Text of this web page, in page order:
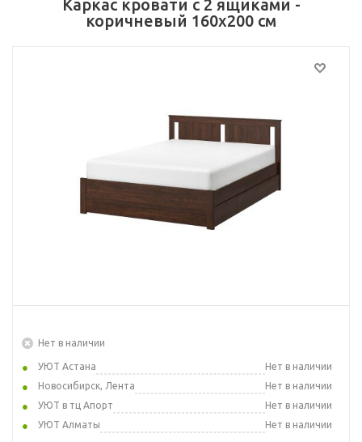
Каркас кровати с 2 ящиками -
коричневый 160x200 см
Нет в наличии
УЮТ Астана
Нет в наличии
Новосибирск, Лента
Нет в наличии
УЮТ в тц Апорт
Нет в наличии
УЮТ Алматы
Нет в наличии